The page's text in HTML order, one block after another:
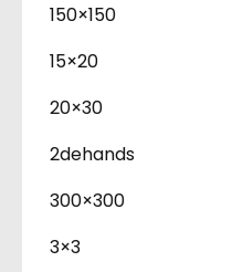
150×150
15×20
20×30
2dehands
300×300
3×3